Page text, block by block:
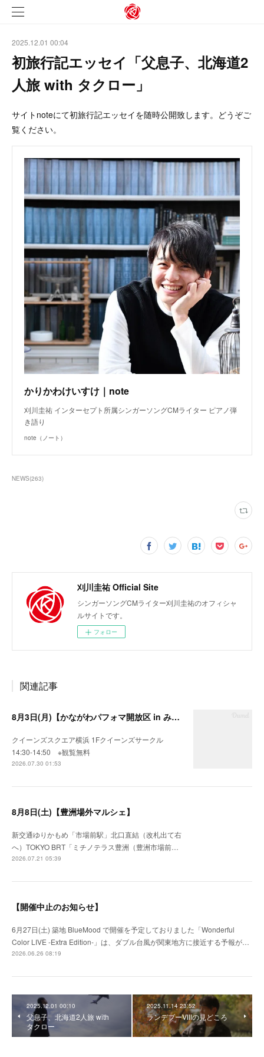
2025.12.01 00:04
初旅行記エッセイ「父息子、北海道2
人旅 with タクロー」
サイトnoteにて初旅行記エッセイを随時公開致します。どうぞご
覧ください。
かりかわけいすけ｜note
刈川圭祐 インターセプト所属シンガーソングCMライター ピアノ弾
き語り
note（ノート）
NEWS(263)
刈川圭祐 Official Site
シンガーソングCMライター刈川圭祐のオフィシャ
ルサイトです。
フォロー
関連記事
8月3日(月)【かながわパフォマ開放区 in みなとみらい】
クイーンズスクエア横浜 1Fクイーンズサークル
14:30-14:50 ※観覧無料
2026.07.30 01:53
8月8日(土)【豊洲場外マルシェ】
新交通ゆりかもめ「市場前駅」北口直結（改札出て右
へ）TOKYO BRT「ミチノテラス豊洲（豊洲市場前…
2026.07.21 05:39
【開催中止のお知らせ】
6月27日(土) 築地 BlueMood で開催を予定しておりました「Wonderful
Color LIVE -Extra Edition-」は、ダブル台風が関東地方に接近する予報が…
2026.06.26 08:19
2025.12.01 00:10
父息子、北海道2人旅 with
タクロー
2025.11.14 23:52
ランデブーⅧの見どころ